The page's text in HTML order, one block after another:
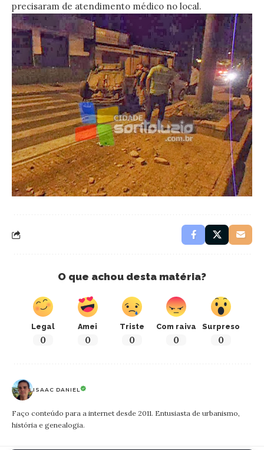
precisaram de atendimento médico no local.
O que achou desta matéria?
Legal
0
Amei
0
Triste
0
Com raiva
0
Surpreso
0
ISAAC DANIEL
Faço conteúdo para a internet desde 2011. Entusiasta de urbanismo,
história e genealogia.